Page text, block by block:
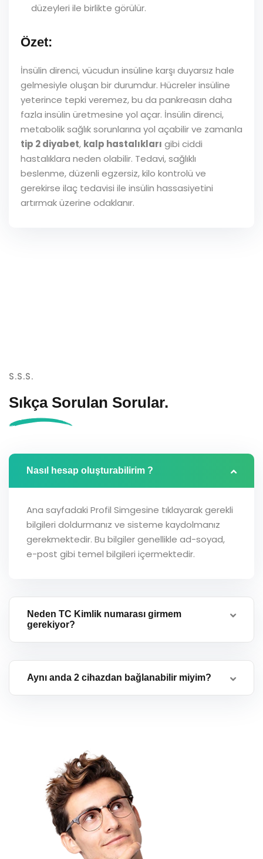
düzeyleri ile birlikte görülür.
Özet:
İnsülin direnci, vücudun insüline karşı duyarsız hale
gelmesiyle oluşan bir durumdur. Hücreler insüline
yeterince tepki veremez, bu da pankreasın daha
fazla insülin üretmesine yol açar. İnsülin direnci,
metabolik sağlık sorunlarına yol açabilir ve zamanla
tip 2 diyabet, kalp hastalıkları gibi ciddi
hastalıklara neden olabilir. Tedavi, sağlıklı
beslenme, düzenli egzersiz, kilo kontrolü ve
gerekirse ilaç tedavisi ile insülin hassasiyetini
artırmak üzerine odaklanır.
S.S.S.
Sıkça Sorulan Sorular.
Nasıl hesap oluşturabilirim ?
Ana sayfadaki Profil Simgesine tıklayarak gerekli
bilgileri doldurmanız ve sisteme kaydolmanız
gerekmektedir. Bu bilgiler genellikle ad-soyad,
e-post gibi temel bilgileri içermektedir.
Neden TC Kimlik numarası girmem
gerekiyor?
Aynı anda 2 cihazdan bağlanabilir miyim?